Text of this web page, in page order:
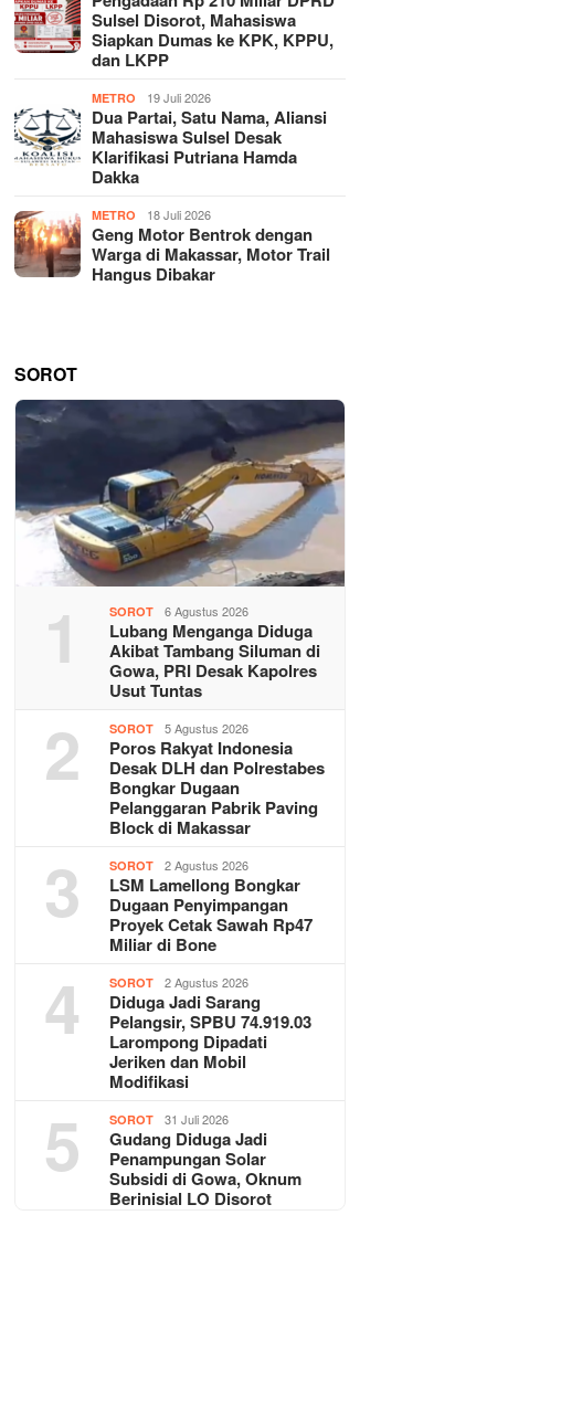
Sulsel Disorot, Mahasiswa
Siapkan Dumas ke KPK, KPPU,
dan LKPP
METRO 19 Juli 2026
Dua Partai, Satu Nama, Aliansi
Mahasiswa Sulsel Desak
Klarifikasi Putriana Hamda
Dakka
METRO 18 Juli 2026
Geng Motor Bentrok dengan
Warga di Makassar, Motor Trail
Hangus Dibakar
SOROT
1 SOROT 6 Agustus 2026
Lubang Menganga Diduga
Akibat Tambang Siluman di
Gowa, PRI Desak Kapolres
Usut Tuntas
2 SOROT 5 Agustus 2026
Poros Rakyat Indonesia
Desak DLH dan Polrestabes
Bongkar Dugaan
Pelanggaran Pabrik Paving
Block di Makassar
3 SOROT 2 Agustus 2026
LSM Lamellong Bongkar
Dugaan Penyimpangan
Proyek Cetak Sawah Rp47
Miliar di Bone
4 SOROT 2 Agustus 2026
Diduga Jadi Sarang
Pelangsir, SPBU 74.919.03
Larompong Dipadati
Jeriken dan Mobil
Modifikasi
5 SOROT 31 Juli 2026
Gudang Diduga Jadi
Penampungan Solar
Subsidi di Gowa, Oknum
Berinisial LO Disorot